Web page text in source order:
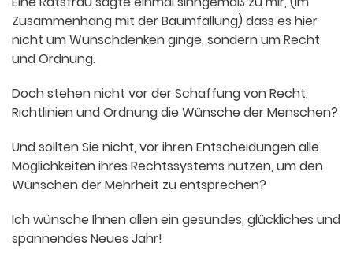
Zusammenhang mit der Baumfällung) dass es hier
nicht um Wunschdenken ginge, sondern um Recht
und Ordnung.
Doch stehen nicht vor der Schaffung von Recht,
Richtlinien und Ordnung die Wünsche der Menschen?
Und sollten Sie nicht, vor ihren Entscheidungen alle
Möglichkeiten ihres Rechtssystems nutzen, um den
Wünschen der Mehrheit zu entsprechen?
Ich wünsche Ihnen allen ein gesundes, glückliches und
spannendes Neues Jahr!